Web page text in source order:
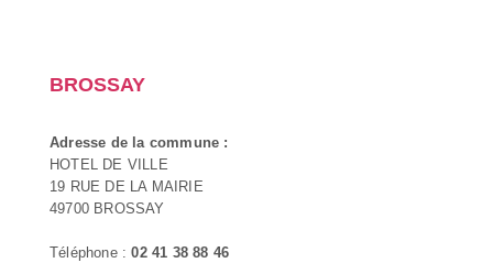
BROSSAY
Adresse de la commune :
HOTEL DE VILLE
19 RUE DE LA MAIRIE
49700 BROSSAY
Téléphone :02 41 38 88 46